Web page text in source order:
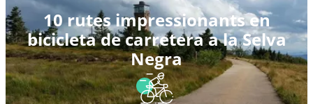
10 rutes impressionants en
bicicleta de carretera a la Selva
Negra